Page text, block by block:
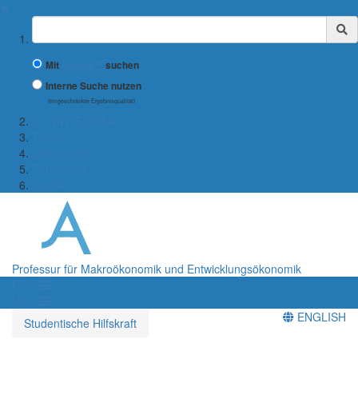
Suchbegriff
Mit
suchen
Interne Suche nutzen
(eingeschränkte Ergebnisqualität)
Professur für Makroökonomik und Entwicklungsökonomik
Studentische Hilfskraft
ENGLISH